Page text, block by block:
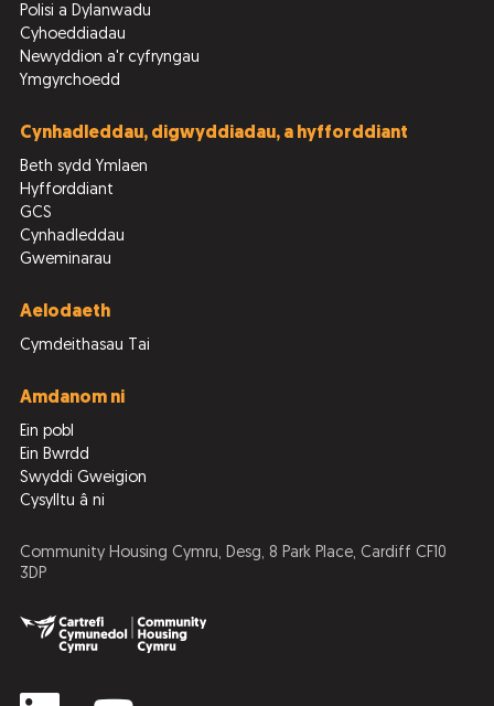
Polisi a Dylanwadu
Cyhoeddiadau
Newyddion a'r cyfryngau
Ymgyrchoedd
Cynhadleddau, digwyddiadau, a hyfforddiant
Beth sydd Ymlaen
Hyfforddiant
GCS
Cynhadleddau
Gweminarau
Aelodaeth
Cymdeithasau Tai
Amdanom ni
Ein pobl
Ein Bwrdd
Swyddi Gweigion
Cysylltu â ni
Community Housing Cymru, Desg, 8 Park Place, Cardiff CF10
3DP